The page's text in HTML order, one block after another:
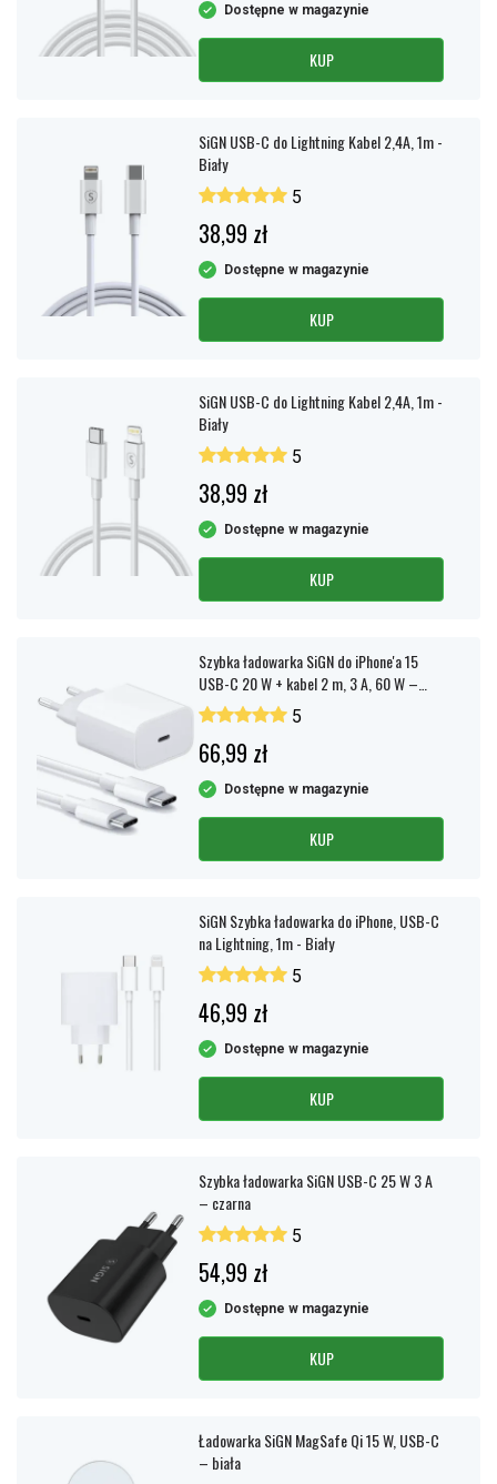
Dostępne w magazynie
KUP
SiGN USB-C do Lightning Kabel 2,4A, 1m -
Biały
5
38,99 zł
Dostępne w magazynie
KUP
SiGN USB-C do Lightning Kabel 2,4A, 1m -
Biały
5
38,99 zł
Dostępne w magazynie
KUP
Szybka ładowarka SiGN do iPhone'a 15
USB-C 20 W + kabel 2 m, 3 A, 60 W –
biała
5
66,99 zł
Dostępne w magazynie
KUP
SiGN Szybka ładowarka do iPhone, USB-C
na Lightning, 1m - Biały
5
46,99 zł
Dostępne w magazynie
KUP
Szybka ładowarka SiGN USB-C 25 W 3 A
– czarna
5
54,99 zł
Dostępne w magazynie
KUP
Ładowarka SiGN MagSafe Qi 15 W, USB-C
– biała